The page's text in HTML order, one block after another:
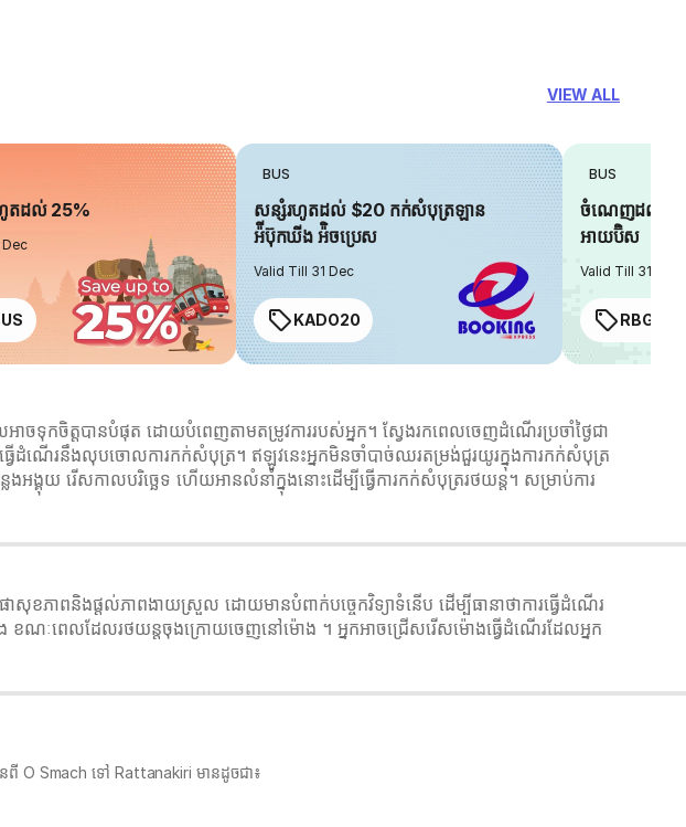
VIEW ALL
តដល់ 25%
Dec
BUS
សន្សំរហូតដល់ $20 កក់សំបុត្រឡាន
អ៉ីប៊ុកឃីង អ៉ិចប្រេស
Valid Till 31 Dec
KADO20
BUS
ចំណេញដល់ $6
អាយប៊ិស
Valid Till 31 Dec
កចិត្តបានបំផុត ដោយបំពេញតាមតម្រូវការរបស់អ្នក។ ស្វែងរកពេលចេញដំណើរប្រចាំថ្ងៃជា
ធ្វើដំណើរនឹងលុបចោលការកក់សំបុត្រ។ ឥឡូវនេះអ្នកមិនចាំបាច់ឈរតម្រង់ជួរយូរក្នុងការកក់សំបុត្រ
ង្គុយ រើសកាលបរិច្ឆេទ ហើយអានលំនាំក្នុងនោះដើម្បីធ្វើការកក់សំបុត្ររថយន្ត។ សម្រាប់ការ
ខភាពនិងផ្តល់ភាពងាយស្រួល ដោយមានបំពាក់បច្ចេកវិទ្យាទំនើប ដើម្បីធានាថាការធ្វើដំណើរ
ៈពេលដែលរថយន្តចុងក្រោយចេញនៅម៉ោង ។ អ្នកអាចជ្រើសរើសម៉ោងធ្វើដំណើរដែលអ្នក
ពី O Smach ទៅ Rattanakiri មានដូចជា៖